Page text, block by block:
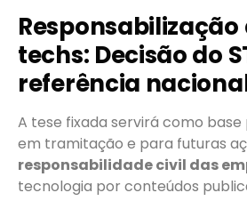
Responsabilização
techs: Decisão do
referência
A tese fixada servirá como
em tramitação e para futuras
responsabilidade civil das
tecnologia por conteúdos